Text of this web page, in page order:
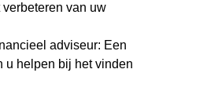
van uw
adviseur: Een
u helpen bij het vinden